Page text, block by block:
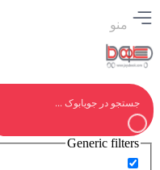
منو
Generic filters